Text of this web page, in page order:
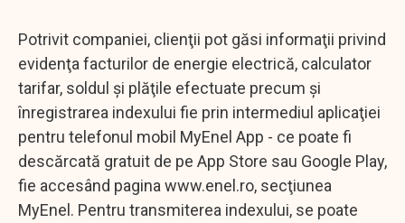
Potrivit companiei, clienţii pot găsi informaţii privind
evidenţa facturilor de energie electrică, calculator
tarifar, soldul şi plăţile efectuate precum şi
înregistrarea indexului fie prin intermediul aplicaţiei
pentru telefonul mobil MyEnel App - ce poate fi
descărcată gratuit de pe App Store sau Google Play,
fie accesând pagina www.enel.ro, secţiunea
MyEnel. Pentru transmiterea indexului, se poate